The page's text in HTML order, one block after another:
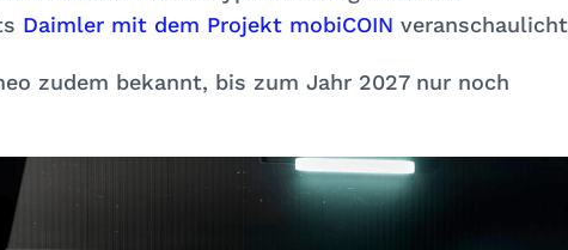
Daimler mit dem Projekt mobiCOIN
zudem bekannt, bis zum Jahr 2027 nur noch